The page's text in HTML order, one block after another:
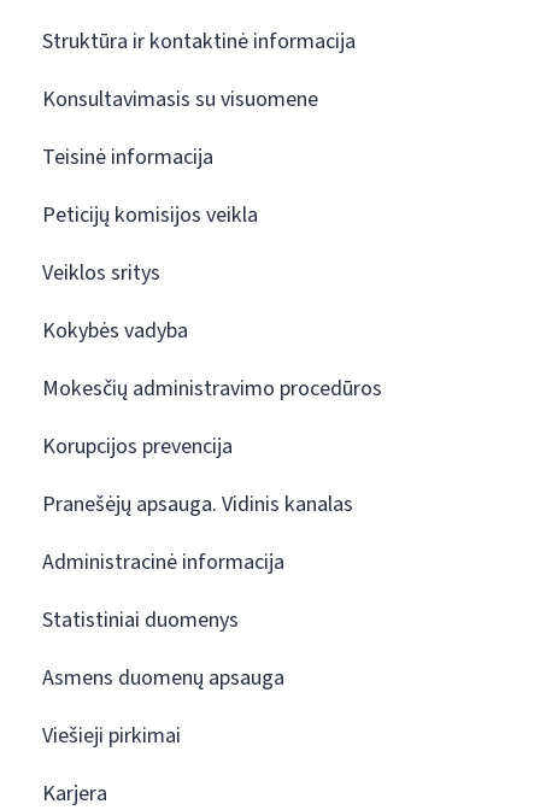
Struktūra ir kontaktinė informacija
Konsultavimasis su visuomene
Teisinė informacija
Peticijų komisijos veikla
Veiklos sritys
Kokybės vadyba
Mokesčių administravimo procedūros
Korupcijos prevencija
Pranešėjų apsauga. Vidinis kanalas
Administracinė informacija
Statistiniai duomenys
Asmens duomenų apsauga
Viešieji pirkimai
Karjera